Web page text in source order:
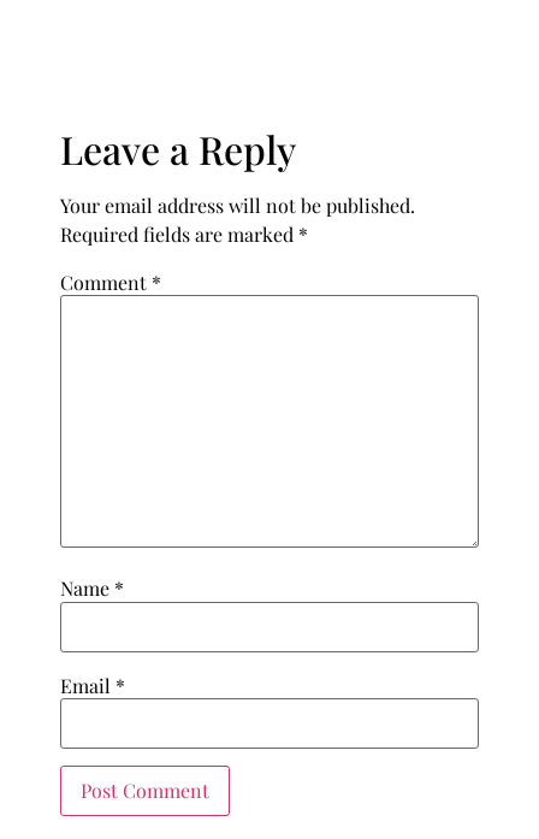
Leave a Reply
Your email address will not be published.
Required fields are marked *
Comment *
Name *
Email *